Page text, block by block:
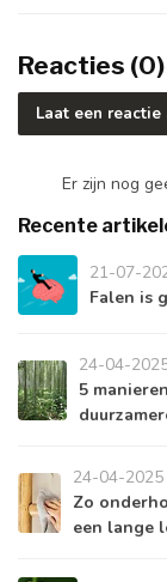
Reacties (0)
Laat een reactie
Er zijn nog
Recente
21-07-
Falen is
24-04-
5
24-04-2025
Zo
een lange